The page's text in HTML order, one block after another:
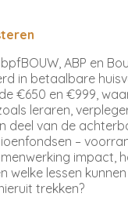
ABP en
in betaalbare
€650 en €999,
leraren,
deel van de
–
impact,
welke lessen
trekken?